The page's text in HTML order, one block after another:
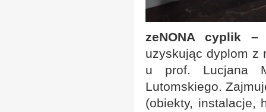
zeNONA cyplik –
uzyskując dyplom z
u prof. Lucjana
Lutomskiego.
(obiekty, instalacje,